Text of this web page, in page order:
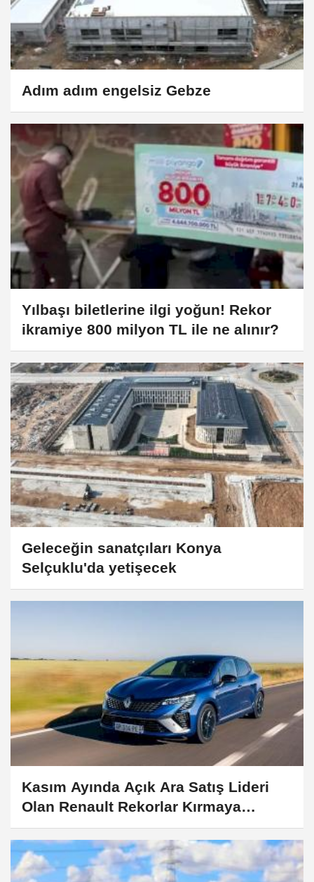
Adım adım engelsiz Gebze
Yılbaşı biletlerine ilgi yoğun! Rekor
ikramiye 800 milyon TL ile ne alınır?
Geleceğin sanatçıları Konya
Selçuklu'da yetişecek
Kasım Ayında Açık Ara Satış Lideri
Olan Renault Rekorlar Kırmaya
Devam Ediyor